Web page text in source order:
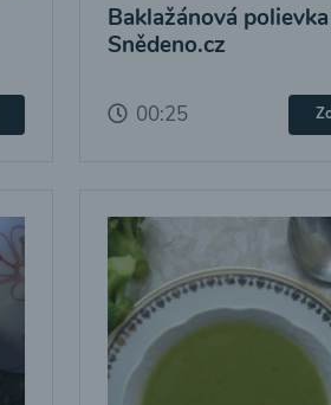
Baklažánová
Snědeno.cz
00:25